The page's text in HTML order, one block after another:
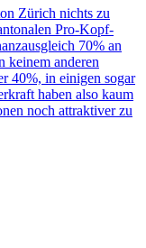
Zürich nichts zu
Pro-Kopf-
70% an
keinem anderen
40%, in einigen sogar
haben also kaum
noch attraktiver zu